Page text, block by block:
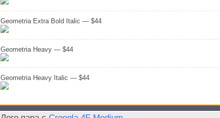
Geometria Extra Bold Italic — $44
Geometria Heavy — $44
Geometria Heavy Italic — $44